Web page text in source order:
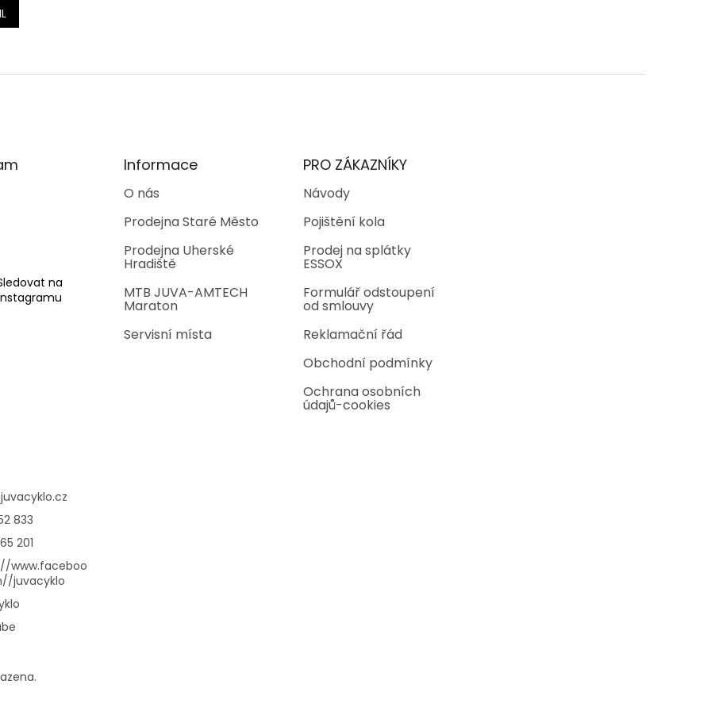
v
í
k
v
p
i
s
u
na
Informace
O nás
Prodejna Staré Město
Prodejna Uherské
Hradiště
MTB JUVA-AMTECH
Maraton
Servisní místa
PRO ZÁKAZNÍKY
Návody
Pojištění kola
Prodej na splátky
ESSOX
Formulář odstoupení
od smlouvy
Reklamační řád
Obchodní podmínky
Ochrana osobních
údajů-cookies
juvacyklo.cz
833
201
www.faceboo
juvacyklo